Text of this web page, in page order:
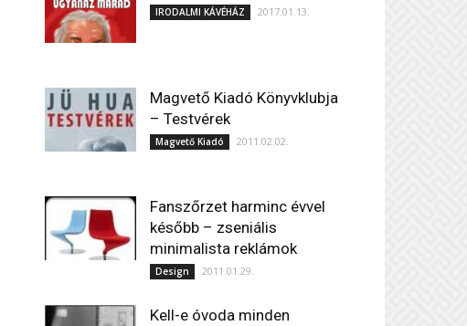
IRODALMI KÁVÉHÁZ 2017.01.13.
Magvető Kiadó Könyvklubja
– Testvérek
Magvető Kiadó 2011.02.02.
Fanszőrzet harminc évvel
később – zseniális
minimalista reklámok
Design 2011.01.29.
Kell-e óvoda minden